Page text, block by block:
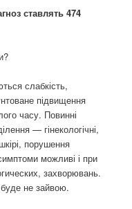
ставлять 474
слабкість,
підвищення
часу. Повинні
— гінекологічні,
порушення
можливі і при
захворювань.
не зайвою.